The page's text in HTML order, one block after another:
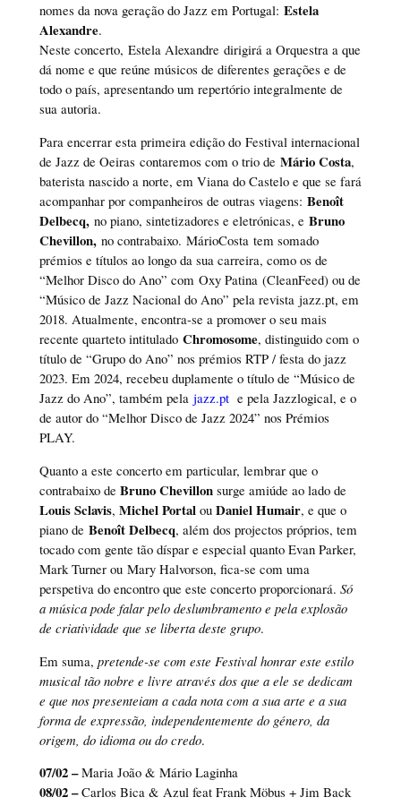
nomes da nova geração do Jazz em Portugal: Estela
Alexandre.
Neste concerto, Estela Alexandre dirigirá a Orquestra a que
dá nome e que reúne músicos de diferentes gerações e de
todo o país, apresentando um repertório integralmente de
sua autoria.
Para encerrar esta primeira edição do Festival internacional
de Jazz de Oeiras contaremos com o trio de Mário Costa,
baterista nascido a norte, em Viana do Castelo e que se fará
acompanhar por companheiros de outras viagens: Benoît
Delbecq,no piano, sintetizadores e eletrónicas, e Bruno
Chevillon,no contrabaixo. MárioCosta tem somado
prémios e títulos ao longo da sua carreira, como os de
“Melhor Disco do Ano” com Oxy Patina (CleanFeed) ou de
“Músico de Jazz Nacional do Ano” pela revista jazz.pt, em
2018. Atualmente, encontra-se a promover o seu mais
recente quarteto intitulado Chromosome, distinguido com o
título de “Grupo do Ano” nos prémios RTP / festa do jazz
2023. Em 2024, recebeu duplamente o título de “Músico de
Jazz do Ano”, também pelajazz.pt e pela Jazzlogical, e o
de autor do “Melhor Disco de Jazz 2024” nos Prémios
PLAY.
Quanto a este concerto em particular, lembrar que o
contrabaixo de Bruno Chevillonsurge amiúde ao lado de
Louis Sclavis, Michel Portal ou Daniel Humair, e que o
piano de Benoît Delbecq, além dos projectos próprios, tem
tocado com gente tão díspar e especial quanto Evan Parker,
Mark Turner ou Mary Halvorson, fica-se com uma
perspetiva do encontro que este concerto proporcionará. Só
a música pode falar pelo deslumbramento e pela explosão
de criatividade que se liberta deste grupo.
Em suma, pretende-se com este Festival honrar este estilo
musical tão nobre e livre através dos que a ele se dedicam
e que nos presenteiam a cada nota com a sua arte e a sua
forma de expressão, independentemente do género, da
origem, do idioma ou do credo.
07/02–Maria João & Mário Laginha
08/02 –Carlos Bica & Azul feat Frank Möbus + Jim Back